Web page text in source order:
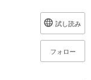
試し読み
フォロー